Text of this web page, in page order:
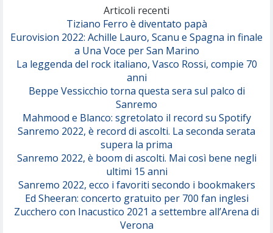
Serenamente
Articoli recenti
Tiziano Ferro è diventato papà
Eurovision 2022: Achille Lauro, Scanu e Spagna in finale
a Una Voce per San Marino
La leggenda del rock italiano, Vasco Rossi, compie 70
anni
Beppe Vessicchio torna questa sera sul palco di
Sanremo
Mahmood e Blanco: sgretolato il record su Spotify
Sanremo 2022, è record di ascolti. La seconda serata
supera la prima
Sanremo 2022, è boom di ascolti. Mai così bene negli
ultimi 15 anni
Sanremo 2022, ecco i favoriti secondo i bookmakers
Ed Sheeran: concerto gratuito per 700 fan inglesi
Zucchero con Inacustico 2021 a settembre all’Arena di
Verona